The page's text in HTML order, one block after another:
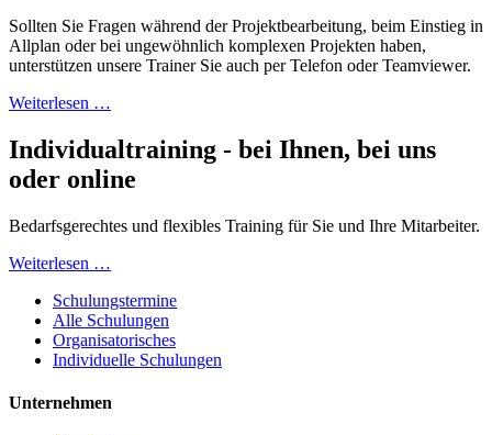
Sollten Sie Fragen während der Projektbearbeitung, beim Einstieg in
Allplan oder bei ungewöhnlich komplexen Projekten haben,
unterstützen unsere Trainer Sie auch per Telefon oder Teamviewer.
Weiterlesen …
Individualtraining - bei Ihnen, bei uns
oder online
Bedarfsgerechtes und flexibles Training für Sie und Ihre Mitarbeiter.
Weiterlesen …
Schulungstermine
Alle Schulungen
Organisatorisches
Individuelle Schulungen
Unternehmen